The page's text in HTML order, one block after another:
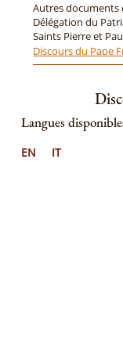
Autres documents
Délégation du
Saints Pierre et
Discours du Pape
Langues
EN IT